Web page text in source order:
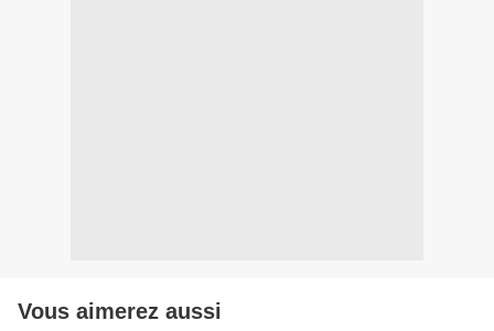
Vous aimerez aussi